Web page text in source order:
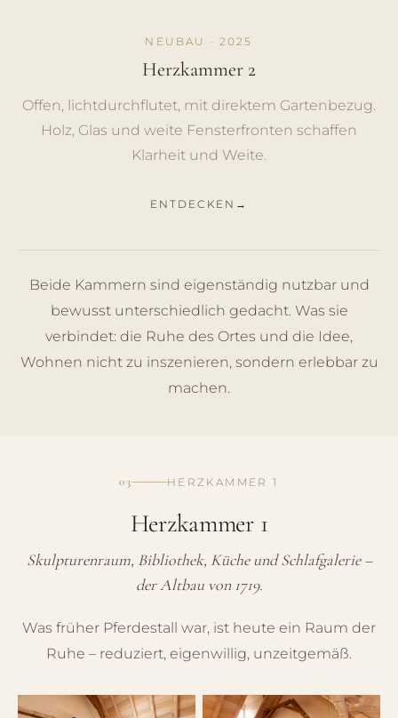
NEUBAU · 2025
Herzkammer 2
Offen, lichtdurchflutet, mit direktem Gartenbezug.
Holz, Glas und weite Fensterfronten schaffen
Klarheit und Weite.
ENTDECKEN
Beide Kammern sind eigenständig nutzbar und
bewusst unterschiedlich gedacht. Was sie
verbindet: die Ruhe des Ortes und die Idee,
Wohnen nicht zu inszenieren, sondern erlebbar zu
machen.
03 HERZKAMMER 1
Herzkammer 1
Skulpturenraum, Bibliothek, Küche und Schlafgalerie –
der Altbau von 1719.
Was früher Pferdestall war, ist heute ein Raum der
Ruhe – reduziert, eigenwillig, unzeitgemäß.